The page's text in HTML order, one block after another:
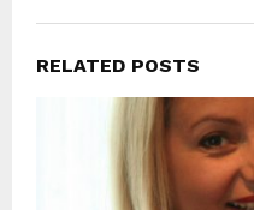
RELATED POSTS